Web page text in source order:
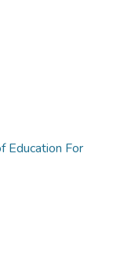
Education For